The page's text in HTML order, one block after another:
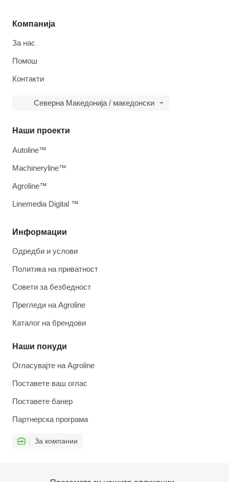
Компанија
За нас
Помош
Контакти
Северна Македонија / македонски
Информации
Одредби и услови
Политика на приватност
Совети за безбедност
Прегледи на Agroline
Каталог на брендови
Наши понуди
Огласувајте на Agroline
Поставете ваш оглас
Поставете банер
Партнерска програма
За компании
Наши проекти
Autoline™
Machineryline™
Agroline™
Linemedia Digital ™